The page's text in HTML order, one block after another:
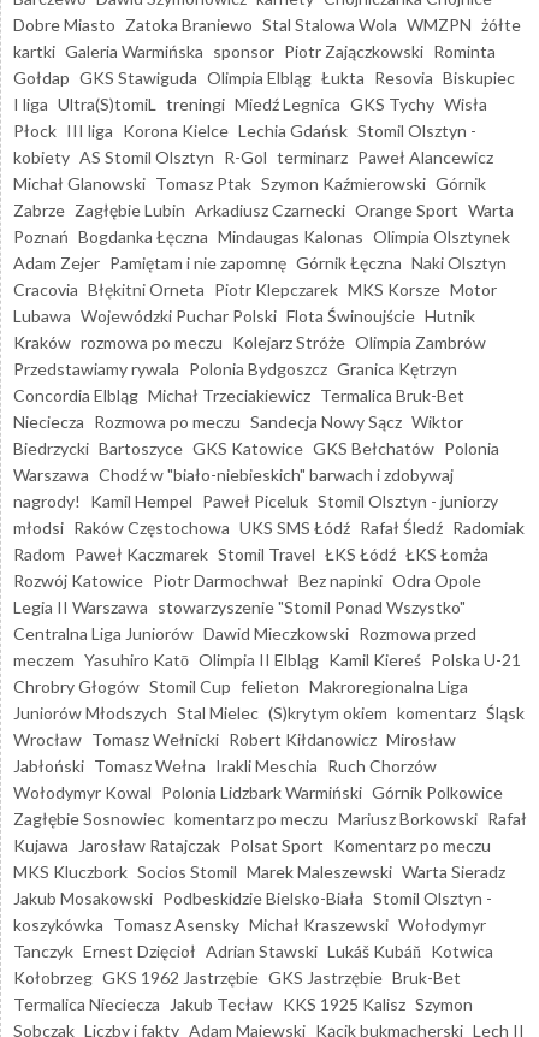
Dobre Miasto Zatoka Braniewo Stal Stalowa Wola WMZPN żółte
kartki Galeria Warmińska sponsor Piotr Zajączkowski Rominta
Gołdap GKS Stawiguda Olimpia Elbląg Łukta Resovia Biskupiec
I liga Ultra(S)tomiL treningi Miedź Legnica GKS Tychy Wisła
Płock III liga Korona Kielce Lechia Gdańsk Stomil Olsztyn -
kobiety AS Stomil Olsztyn R-Gol terminarz Paweł Alancewicz
Michał Glanowski Tomasz Ptak Szymon Kaźmierowski Górnik
Zabrze Zagłębie Lubin Arkadiusz Czarnecki Orange Sport Warta
Poznań Bogdanka Łęczna Mindaugas Kalonas Olimpia Olsztynek
Adam Zejer Pamiętam i nie zapomnę Górnik Łęczna Naki Olsztyn
Cracovia Błękitni Orneta Piotr Klepczarek MKS Korsze Motor
Lubawa Wojewódzki Puchar Polski Flota Świnoujście Hutnik
Kraków rozmowa po meczu Kolejarz Stróże Olimpia Zambrów
Przedstawiamy rywala Polonia Bydgoszcz Granica Kętrzyn
Concordia Elbląg Michał Trzeciakiewicz Termalica Bruk-Bet
Nieciecza Rozmowa po meczu Sandecja Nowy Sącz Wiktor
Biedrzycki Bartoszyce GKS Katowice GKS Bełchatów Polonia
Warszawa Chodź w "biało-niebieskich" barwach i zdobywaj
nagrody!
Kamil Hempel Paweł Piceluk Stomil Olsztyn - juniorzy
młodsi Raków Częstochowa UKS SMS Łódź Rafał Śledź Radomiak
Radom Paweł Kaczmarek Stomil Travel ŁKS Łódź ŁKS Łomża
Rozwój Katowice Piotr Darmochwał Bez napinki Odra Opole
Legia II Warszawa stowarzyszenie "Stomil Ponad Wszystko"
Centralna Liga Juniorów Dawid Mieczkowski Rozmowa przed
meczem Yasuhiro Katō Olimpia II Elbląg Kamil Kiereś Polska U-21
Chrobry Głogów Stomil Cup felieton Makroregionalna Liga
Juniorów Młodszych Stal Mielec (S)krytym okiem komentarz Śląsk
Wrocław Tomasz Wełnicki Robert Kiłdanowicz Mirosław
Jabłoński Tomasz Wełna Irakli Meschia Ruch Chorzów
Wołodymyr Kowal Polonia Lidzbark Warmiński Górnik Polkowice
Zagłębie Sosnowiec komentarz po meczu Mariusz Borkowski Rafał
Kujawa
Jarosław Ratajczak Polsat Sport Komentarz po meczu
MKS Kluczbork Socios Stomil Marek Maleszewski Warta Sieradz
Jakub Mosakowski Podbeskidzie Bielsko-Biała Stomil Olsztyn -
koszykówka Tomasz Asensky Michał Kraszewski Wołodymyr
Tanczyk Ernest Dzięcioł Adrian Stawski Lukáš Kubáň Kotwica
Kołobrzeg GKS 1962 Jastrzębie GKS Jastrzębie Bruk-Bet
Termalica Nieciecza
Jakub Tecław KKS 1925 Kalisz Szymon
Sobczak Liczby i fakty Adam Majewski Kącik bukmacherski Lech II